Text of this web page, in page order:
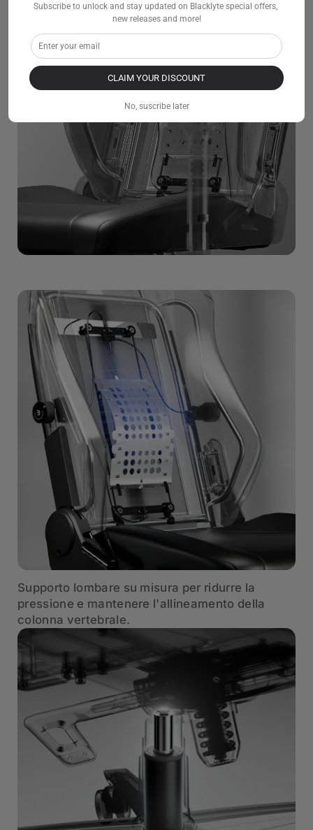
Supporto lombare su misura per ridurre la
pressione e mantenere l'allineamento della
colonna vertebrale.
Subscribe to unlock and stay updated on Blacklyte special offers,
new releases and more!
CLAIM YOUR DISCOUNT
No, suscribe later